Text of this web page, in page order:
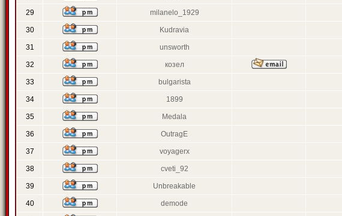
29 milanelo_1929
30 Kudravia
31 unsworth
32 козел
33 bulgarista
34 1899
35 Medala
36 OutragE
37 voyagerx
38 cveti_92
39 Unbreakable
40 demode